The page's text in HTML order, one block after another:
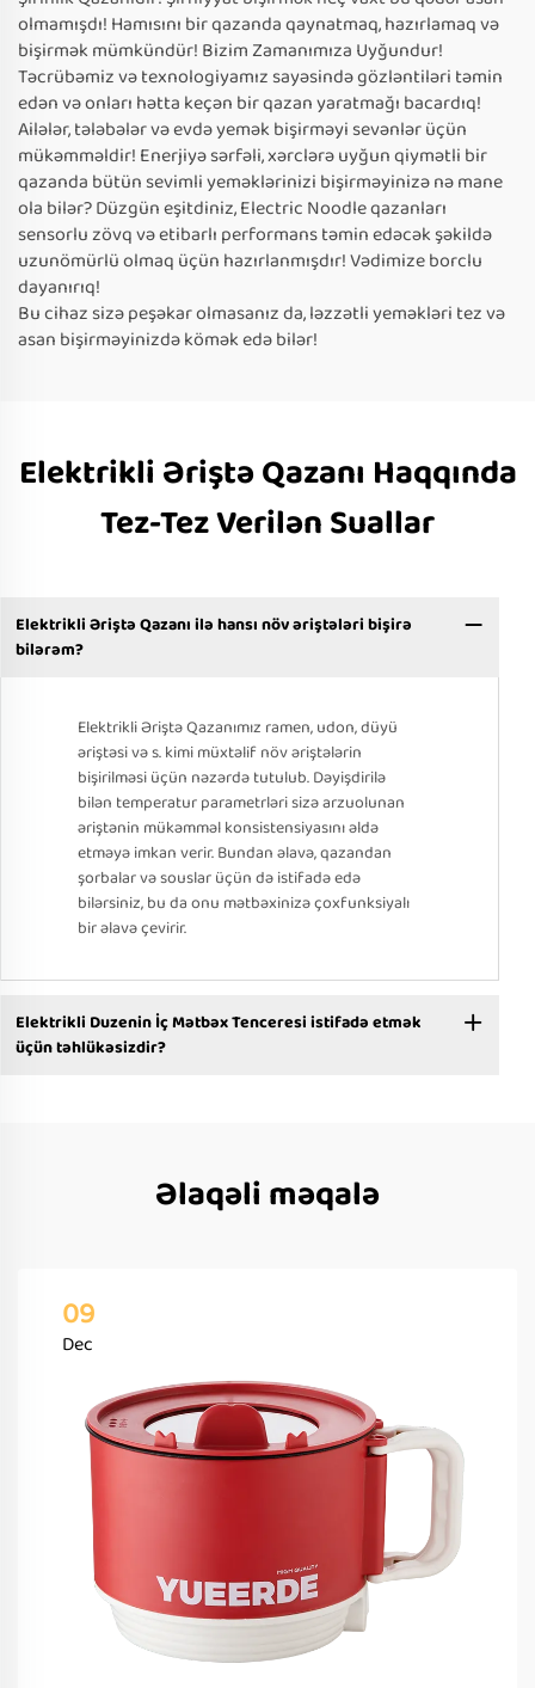
olmamışdı! Hamısını bir qazanda qaynatmaq, hazırlamaq və
bişirmək mümkündür! Bizim Zamanımıza Uyğundur!
Təcrübəmiz və texnologiyamız sayəsində gözləntiləri təmin
edən və onları hətta keçən bir qazan yaratmağı bacardıq!
Ailələr, tələbələr və evdə yemək bişirməyi sevənlər üçün
mükəmməldir! Enerjiyə sərfəli, xərclərə uyğun qiymətli bir
qazanda bütün sevimli yeməklərinizi bişirməyinizə nə mane
ola bilər? Düzgün eşitdiniz, Electric Noodle qazanları
sensorlu zövq və etibarlı performans təmin edəcək şəkildə
uzunömürlü olmaq üçün hazırlanmışdır! Vədimize borclu
dayanırıq!
Bu cihaz sizə peşəkar olmasanız da, ləzzətli yeməkləri tez və
asan bişirməyinizdə kömək edə bilər!
Elektrikli Əriştə Qazanı Haqqında
Tez-Tez Verilən Suallar
Elektrikli Əriştə Qazanı ilə hansı növ əriştələri bişirə
bilərəm?
Elektrikli Əriştə Qazanımız ramen, udon, düyü
əriştəsi və s. kimi müxtəlif növ əriştələrin
bişirilməsi üçün nəzərdə tutulub. Dəyişdirilə
bilən temperatur parametrləri sizə arzuolunan
əriştənin mükəmməl konsistensiyasını əldə
etməyə imkan verir. Bundan əlavə, qazandan
şorbalar və souslar üçün də istifadə edə
bilərsiniz, bu da onu mətbəxinizə çoxfunksiyalı
bir əlavə çevirir.
Elektrikli Duzenin İç Mətbəx Tenceresi istifadə etmək
üçün təhlükəsizdir?
Əlaqəli məqalə
09
Dec